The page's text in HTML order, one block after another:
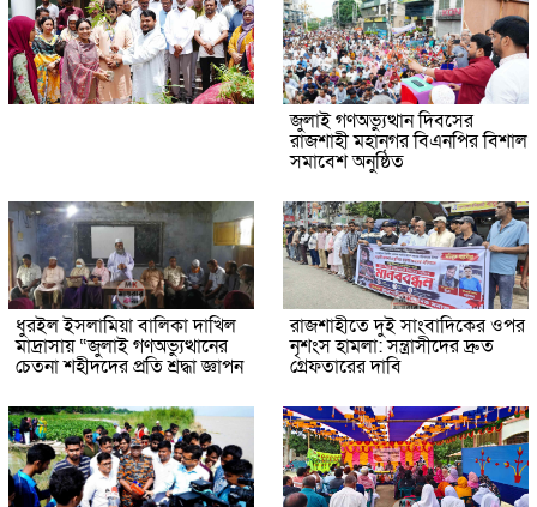
জুলাই গণঅভ্যুত্থান দিবসের
রাজশাহী মহানগর বিএনপির বিশাল
সমাবেশ অনুষ্ঠিত
ধুরইল ইসলামিয়া বালিকা দাখিল
মাদ্রাসায় “জুলাই গণঅভ্যুত্থানের
চেতনা শহীদদের প্রতি শ্রদ্ধা জ্ঞাপন
রাজশাহীতে দুই সাংবাদিকের ওপর
নৃশংস হামলা: সন্ত্রাসীদের দ্রুত
গ্রেফতারের দাবি